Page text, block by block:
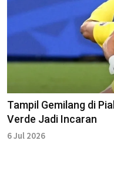
Tampil Gemilang di
Verde Jadi Incaran
6 Jul 2026